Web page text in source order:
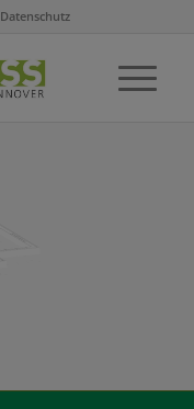
Datenschutz